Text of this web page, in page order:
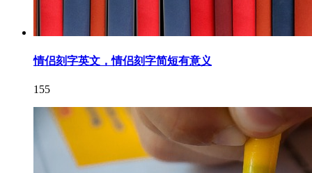
情侣刻字英文，情侣刻字简短有意义
155